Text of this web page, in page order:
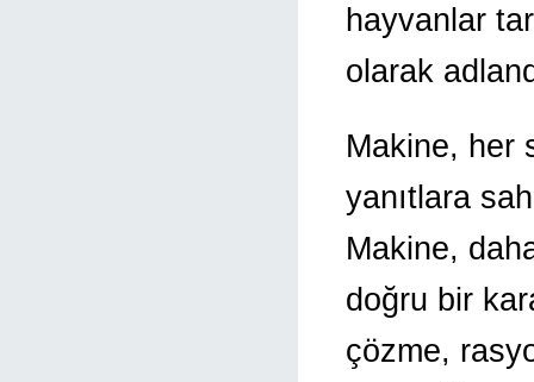
hayvanlar
olarak
Makine, her
yanıtlara
Makine,
doğru bir
çözme,